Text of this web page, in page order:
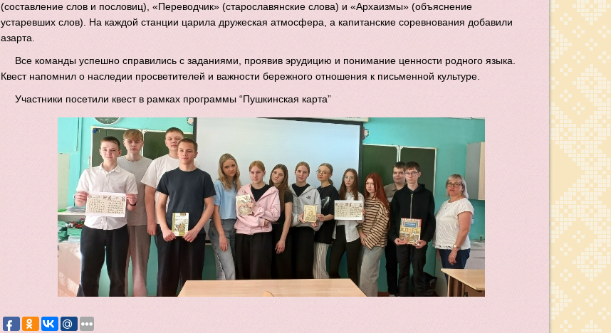
(составление слов и пословиц), «Переводчик» (старославянские слова) и «Архаизмы» (объяснение
устаревших слов). На каждой станции царила дружеская атмосфера, а капитанские соревнования добавили
азарта.
Все команды успешно справились с заданиями, проявив эрудицию и понимание ценности родного языка.
Квест напомнил о наследии просветителей и важности бережного отношения к письменной культуре.
Участники посетили квест в рамках программы “Пушкинская карта”